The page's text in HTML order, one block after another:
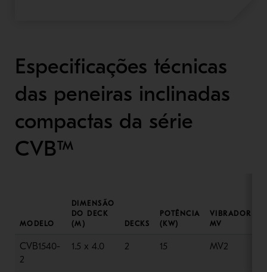
Especificações técnicas
das peneiras inclinadas
compactas da série
CVB™
MODELO
DIMENSÃO
DO DECK
(M)
DECKS
POTÊNCIA
(KW)
VIBRADOR
MV
CVB1540-
2
1.5 x 4.0 2 15 MV2